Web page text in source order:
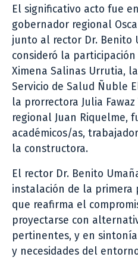
El significativo acto fue
gobernador regional
junto al rector Dr. Benito
consideró la
Ximena Salinas Urrutia,
Servicio de Salud Ñuble
la prorrectora Julia Fawaz
regional Juan Riquelme,
académicos/as,
la constructora.
El rector Dr. Benito
instalación de la primera
que reafirma el
proyectarse con
pertinentes, y en
y necesidades del